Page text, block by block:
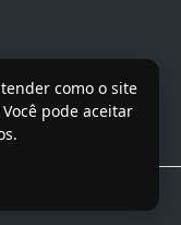
como o site
pode aceitar